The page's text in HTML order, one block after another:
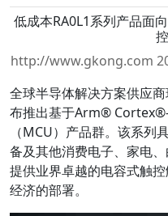
低成本RA0L1系列产品面
http://www.gkong.com
全球半导体解决方案供应
布推出基于Arm®
（MCU）产品群。该系列
备及其他消费电子、家电
提供业界卓越的电容式触
经济的部署。